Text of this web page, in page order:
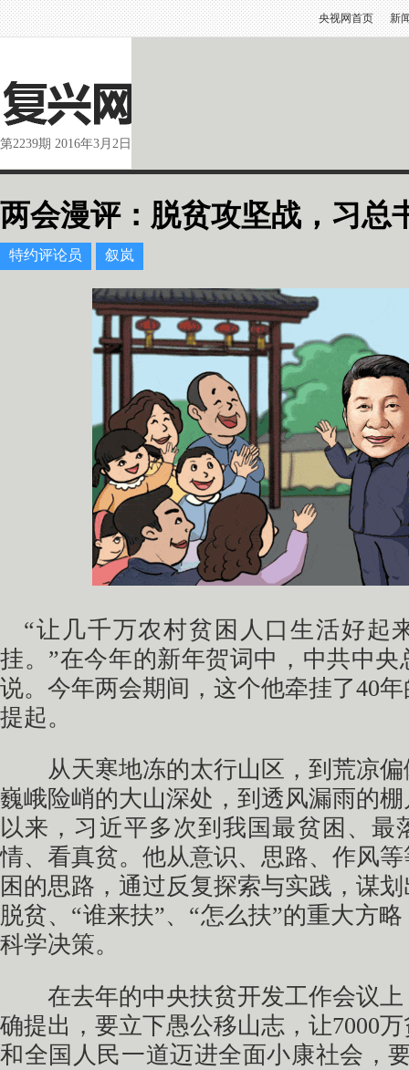
央视网首页 新
第2239期 2016年3月2日
两会漫评：脱贫攻坚战，习总
特约评论员 叙岚
“让几千万农村贫困人口生活好起
挂。”在今年的新年贺词中，中共中
说。今年两会期间，这个他牵挂了40
提起。
从天寒地冻的太行山区，到荒凉偏
巍峨险峭的大山深处，到透风漏雨的
以来，习近平多次到我国最贫困、最
情、看真贫。他从意识、思路、作风
困的思路，通过反复探索与实践，谋
脱贫、“谁来扶”、“怎么扶”的重大方
科学决策。
在去年的中央扶贫开发工作会议上
确提出，要立下愚公移山志，让7000
和全国人民一道迈进全面小康社会，